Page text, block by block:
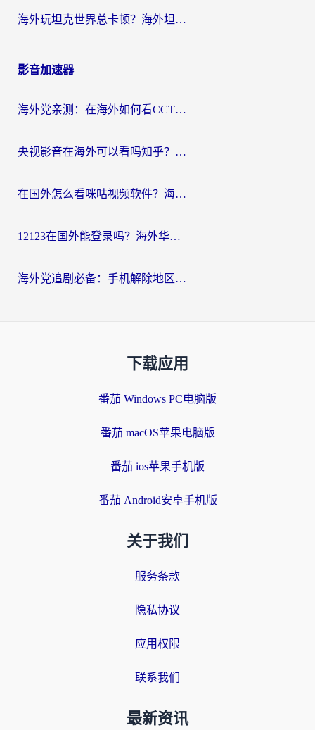
海外玩坦克世界总卡顿？海外坦克世界加速器有哪些？实测好用的选择在这里
影音加速器
海外党亲测：在海外如何看CCTV？告别“仅限大陆播放”的实用指南
央视影音在海外可以看吗知乎？留学生亲测：3步解决地域限制+追剧自由
在国外怎么看咪咕视频软件？海外党亲测有效的回国加速方案
12123在国外能登录吗？海外华人必看的回国加速实用指南
海外党追剧必备：手机解除地区限制app怎么选？解决央视视频&国内剧地区限制全指南
下载应用
番茄 Windows PC电脑版
番茄 macOS苹果电脑版
番茄 ios苹果手机版
番茄 Android安卓手机版
关于我们
服务条款
隐私协议
应用权限
联系我们
最新资讯